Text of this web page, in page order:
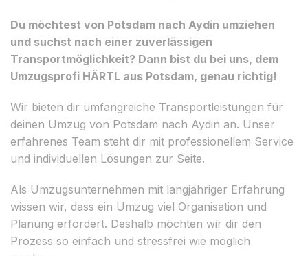
Du möchtest von Potsdam nach Aydin umziehen
und suchst nach einer zuverlässigen
Transportmöglichkeit? Dann bist du bei uns, dem
Umzugsprofi HÄRTL aus Potsdam, genau richtig!
Wir bieten dir umfangreiche Transportleistungen für
deinen Umzug von Potsdam nach Aydin an. Unser
erfahrenes Team steht dir mit professionellem Service
und individuellen Lösungen zur Seite.
Als Umzugsunternehmen mit langjähriger Erfahrung
wissen wir, dass ein Umzug viel Organisation und
Planung erfordert. Deshalb möchten wir dir den
Prozess so einfach und stressfrei wie möglich